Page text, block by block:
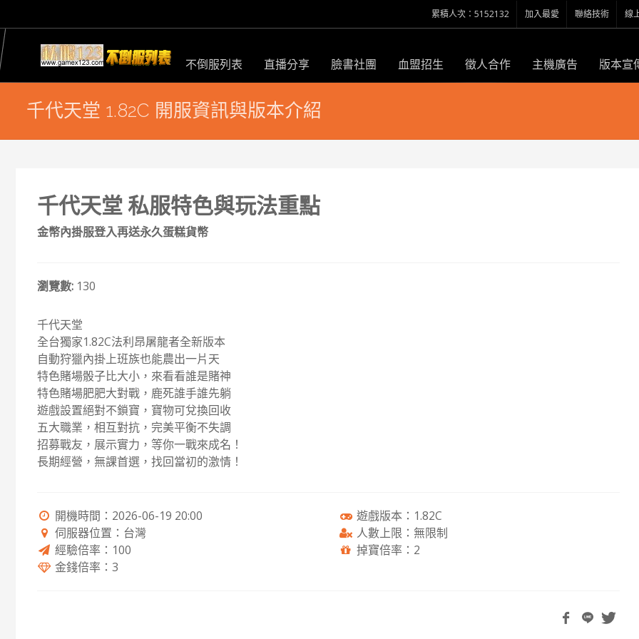
累積人次：5152132 加入最愛 聯絡技術 線
不倒服列表 直播分享 臉書社團 血盟招生 徵人合作 主機廣告 版本宣
千代天堂 1.82C 開服資訊與版本介紹
千代天堂 私服特色與玩法重點
金幣內掛服登入再送永久蛋糕貨幣
瀏覽數: 130
千代天堂
全台獨家1.82C法利昂屠龍者全新版本
自動狩獵內掛上班族也能農出一片天
特色賭場骰子比大小，來看看誰是賭神
特色賭場肥肥大對戰，鹿死誰手誰先躺
遊戲設置絕對不鎖寶，寶物可兌換回收
五大職業，相互對抗，完美平衡不失調
招募戰友，展示實力，等你一戰來成名！
長期經營，無課首選，找回當初的激情！
開機時間：2026-06-19 20:00
遊戲版本：1.82C
伺服器位置：台灣
人數上限：無限制
經驗倍率：100
掉寶倍率：2
金錢倍率：3